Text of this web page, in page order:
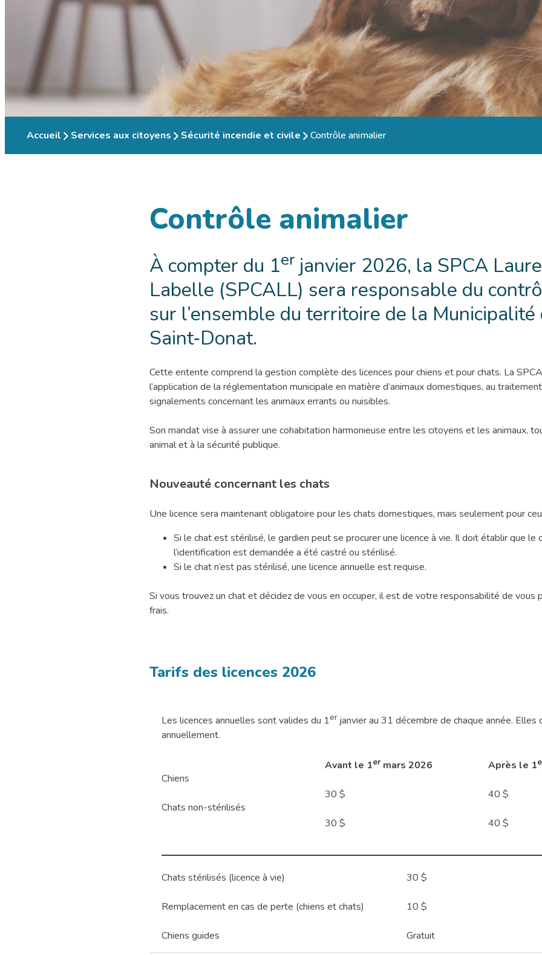
Accueil Services aux citoyens Sécurité incendie et civile Contrôle animalier
Contrôle animalier
À compter du 1er janvier 2026, la SPCA
Labelle (SPCALL) sera responsable du
sur l’ensemble du territoire de la Municipalité
Saint‑Donat.
Cette entente comprend la gestion complète des licences pour chiens et pour chats. La
l’application de la réglementation municipale en matière d’animaux domestiques, au
signalements concernant les animaux errants ou nuisibles.
Son mandat vise à assurer une cohabitation harmonieuse entre les citoyens et les animaux,
animal et à la sécurité publique.
Nouveauté concernant les chats
Une licence sera maintenant obligatoire pour les chats domestiques, mais seulement pour
Si le chat est stérilisé, le gardien peut se procurer une licence à vie. Il doit établir que le
l’identification est demandée a été castré ou stérilisé.
Si le chat n’est pas stérilisé, une licence annuelle est requise.
Si vous trouvez un chat et décidez de vous en occuper, il est de votre responsabilité de vous
frais.
Tarifs des licences 2026
Les licences annuelles sont valides du 1er janvier au 31 décembre de chaque année.
annuellement.
Chiens
Chats non-stérilisés
Avant le 1ermars 2026
30 $
30 $
Après le 1
40 $
40 $
Chats stérilisés (licence à vie)
Remplacement en cas de perte (chiens et chats)
Chiens guides
30 $
10 $
Gratuit